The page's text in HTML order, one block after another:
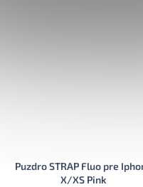
Puzdro STRAP Fluo pre
X/XS Pink